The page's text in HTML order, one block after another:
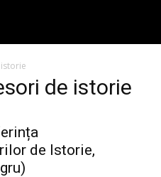
de istorie
de Istorie,